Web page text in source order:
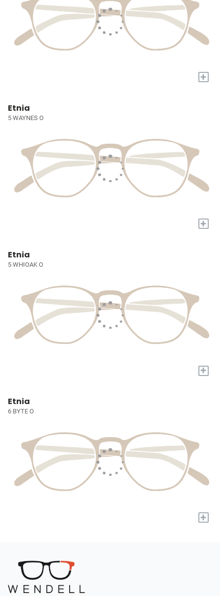
+
Etnia
5 WAYNES O
+
Etnia
5 WHIOAK O
+
Etnia
6 BYTE O
+